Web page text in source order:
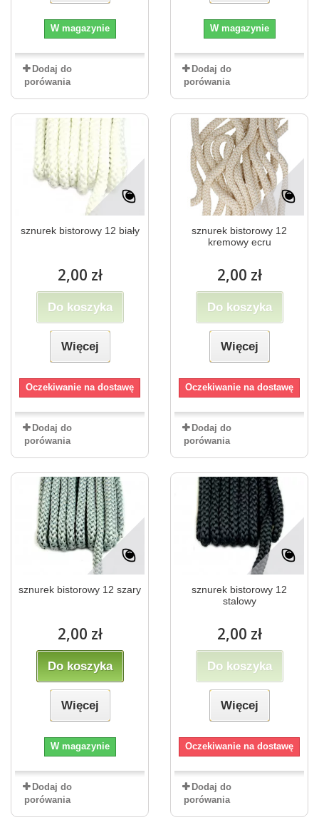
W magazynie
Dodaj do
porówania
W magazynie
Dodaj do
porówania
sznurek bistorowy 12 biały
2,00 zł
Do koszyka
Więcej
Oczekiwanie na dostawę
Dodaj do
porówania
sznurek bistorowy 12
kremowy ecru
2,00 zł
Do koszyka
Więcej
Oczekiwanie na dostawę
Dodaj do
porówania
sznurek bistorowy 12 szary
2,00 zł
Do koszyka
Więcej
W magazynie
Dodaj do
porówania
sznurek bistorowy 12
stalowy
2,00 zł
Do koszyka
Więcej
Oczekiwanie na dostawę
Dodaj do
porówania